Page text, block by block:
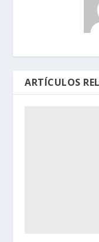
ARTÍCULOS